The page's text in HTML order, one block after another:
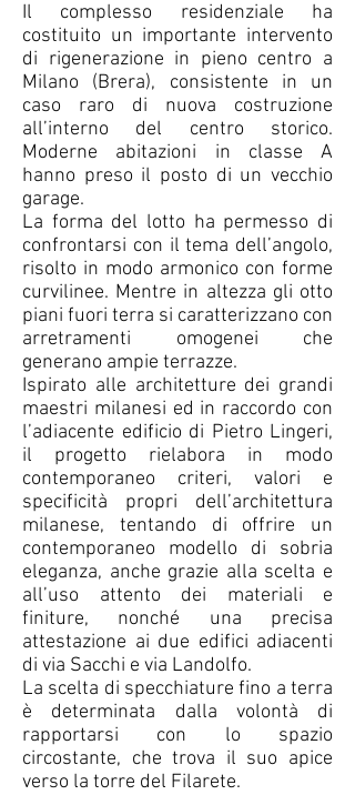
Il complesso residenziale ha
costituito un importante intervento
di rigenerazione in pieno centro a
Milano (Brera), consistente in un
caso raro di nuova costruzione
all’interno del centro storico.
Moderne abitazioni in classe A
hanno preso il posto di un vecchio
garage.
La forma del lotto ha permesso di
confrontarsi con il tema dell’angolo,
risolto in modo armonico con forme
curvilinee. Mentre in altezza gli otto
piani fuori terra si caratterizzano con
arretramenti omogenei che
generano ampie terrazze.
Ispirato alle architetture dei grandi
maestri milanesi ed in raccordo con
l’adiacente edificio di Pietro Lingeri,
il progetto rielabora in modo
contemporaneo criteri, valori e
specificità propri dell’architettura
milanese, tentando di offrire un
contemporaneo modello di sobria
eleganza, anche grazie alla scelta e
all’uso attento dei materiali e
finiture, nonché una precisa
attestazione ai due edifici adiacenti
di via Sacchi e via Landolfo.
La scelta di specchiature fino a terra
è determinata dalla volontà di
rapportarsi con lo spazio
circostante, che trova il suo apice
verso la torre del Filarete.